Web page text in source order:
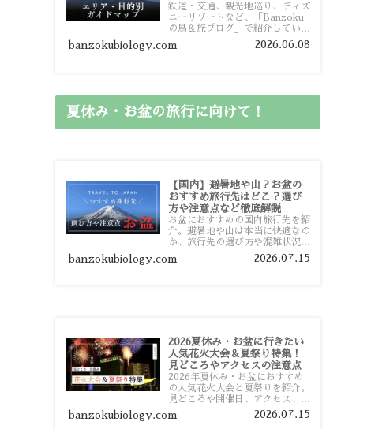
鉄道・交通、観光地巡り、ディズ
ニーリゾートなど、「Banzoku
の鳥＆旅ブログ」で紹介している
全国の旅行・観光記録をエリアや
目的別に整理しました。あなたが
banzokubiology.com 2026.06.08
夏休み・お盆の旅行に向けて！
【国内】避暑地や山？お盆の
おすすめ旅行先はどこ？選び
方や注意点など徹底解説
お盆におすすめの国内旅行先を紹
介。避暑地や山は本当に快適なの
か、旅行先の選び方や混雑状況、
注意点、比較的混雑を避けやすい
おすすめスポットまで旅行前に役
banzokubiology.com 2026.07.15
2026夏休み・お盆に行きたい
人気花火大会＆夏祭り特集！
見どころやアクセスの注意点
2026年夏休み・お盆におすすめ
の人気花火大会と夏祭りを紹介。
見どころや開催日、アクセス、混
雑対策、旅行前に知っておきたい
注意点をわかりやすく解説しま
banzokubiology.com 2026.07.15